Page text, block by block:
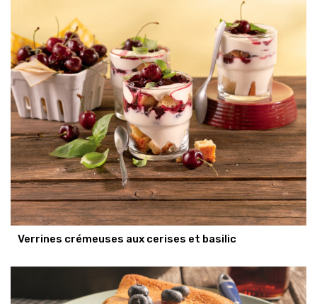
Verrines crémeuses aux cerises et basilic